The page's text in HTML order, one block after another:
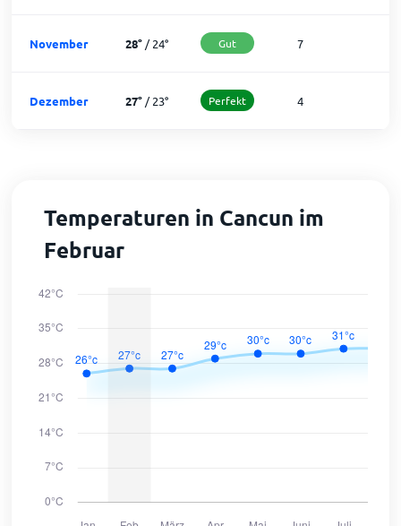
November 28°/24° Gut 7
Dezember 27°/23° Perfekt 4
Temperaturen in Cancun im
Februar